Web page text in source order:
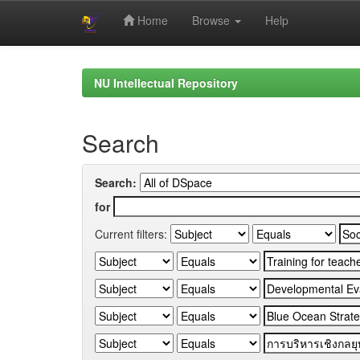
Home Browse Help
NU Intellectual Repository
Search
Search:
for
Current filters: